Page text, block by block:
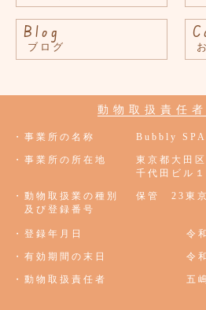
Blog
ブログ
動物取扱責任
・事業所の名称 Bubbly SPA
・事業所の所在地
東京都大田
千代田ビル
・動物取扱業の種別
及び登録番号
保管 23東
・登録年月日 令
・有効期間の末日 令
・動物取扱責任者 五